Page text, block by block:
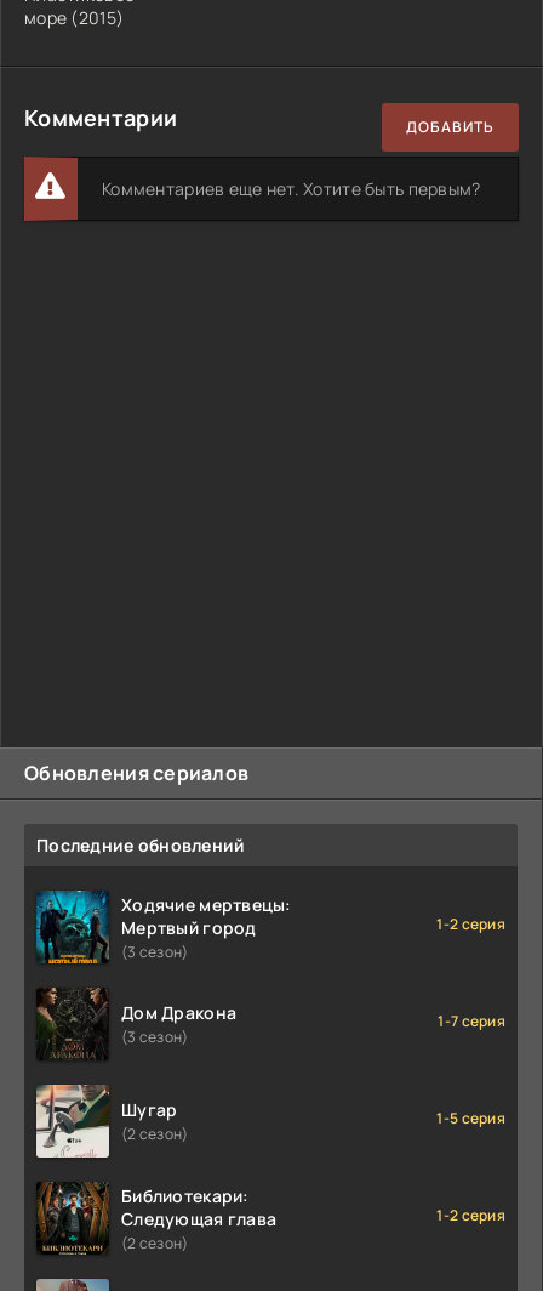
море (2015)
Комментарии ДОБАВИТЬ
Комментариев еще нет. Хотите быть первым?
Обновления сериалов
Последние обновлений
Ходячие мертвецы:
Мертвый город
(3 сезон)
1-2 серия
Дом Дракона
(3 сезон)
1-7 серия
Шугар
(2 сезон)
1-5 серия
Библиотекари:
Следующая глава
(2 сезон)
1-2 серия